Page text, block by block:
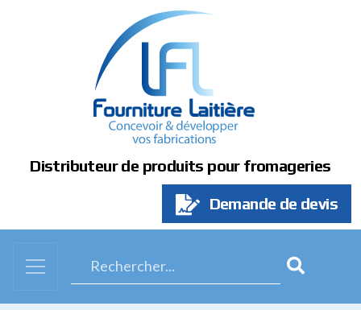
Distributeur de produits pour fromageries
Demande de devis
Panneau de gestion des cookies